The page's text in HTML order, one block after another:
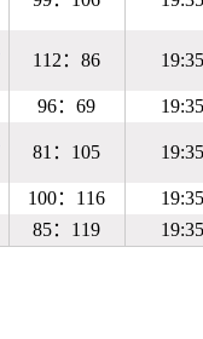
112：86
96：69
81：105
100：116
85：119